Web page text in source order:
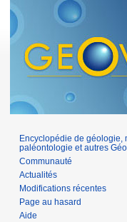
Encyclopédie de géologie,
paléontologie et autres
Communauté
Actualités
Modifications récentes
Page au hasard
Aide